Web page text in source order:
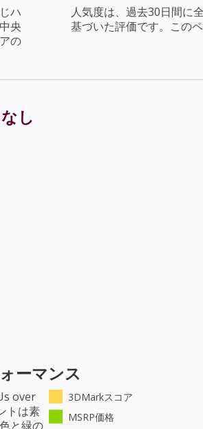
ハ
央
の
人気度は、過去30日間に
基づいた評価です。この
し
ーマンス
over
トは素
と緑の
3DMarkスコア
MSRP価格